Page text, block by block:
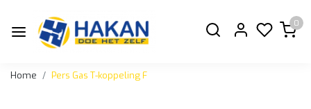
0
Home Pers Gas T-koppeling F